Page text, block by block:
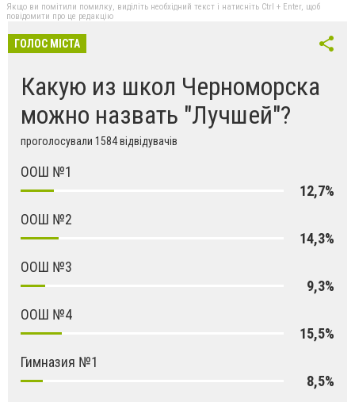
Якщо ви помітили помилку, виділіть необхідний текст і натисніть Ctrl + Enter, щоб
повідомити про це редакцію
ГОЛОС МІСТА
Какую из школ Черноморска
можно назвать "Лучшей"?
проголосували 1584 відвідувачів
ООШ №1
12,7%
ООШ №2
14,3%
ООШ №3
9,3%
ООШ №4
15,5%
Гимназия №1
8,5%